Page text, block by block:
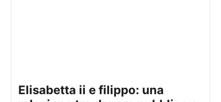
elisabetta ii e filippo: una